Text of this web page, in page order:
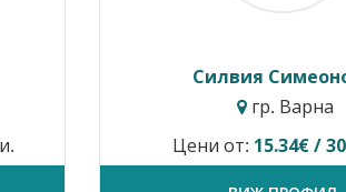
Силвия Симеонова
15.34€ / 30.00лв